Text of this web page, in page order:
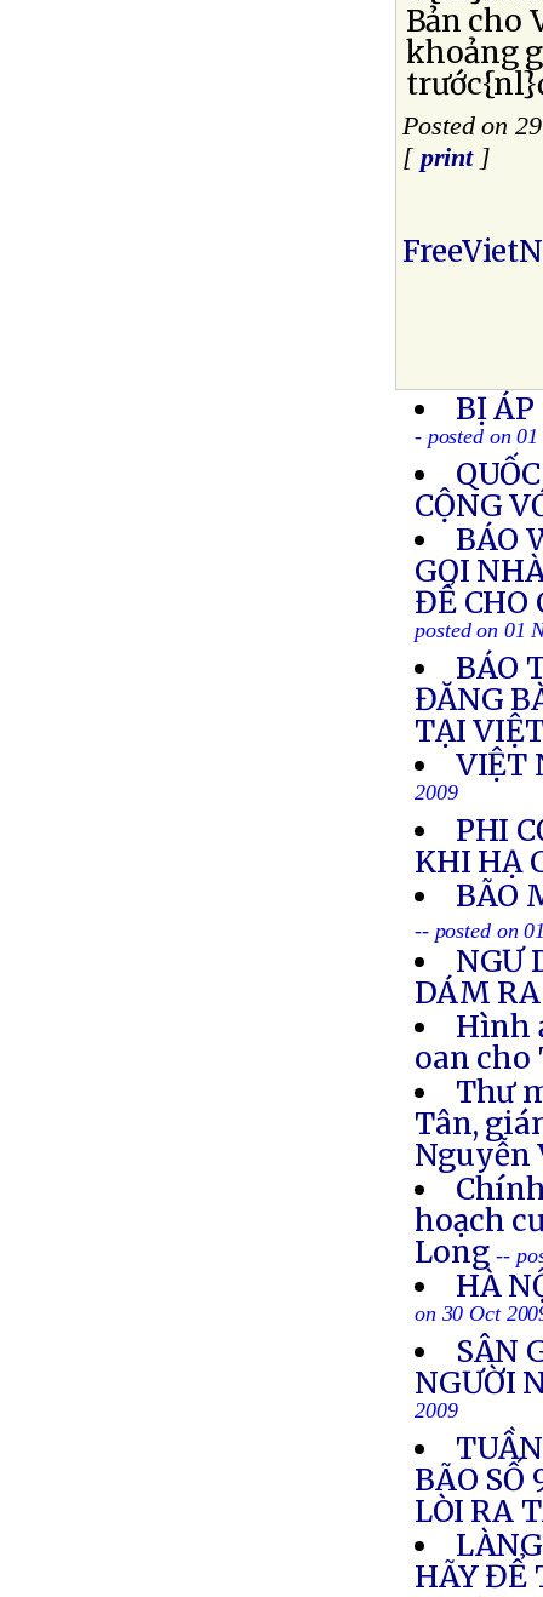
Bản cho
khoảng
Posted on
[ print]
BỊ
- posted on
CỘNG
BÁO
GỌI
ĐỂ CHO
posted on 01
BÁO
ĐĂNG
TẠI
VIỆT
2009
PHI
KHI HẠ
BÃO
-- posted on
NGƯ
DÁM
Hình
oan cho
Thư
Tân,
Nguyễn
hoạch
Long --
HÀ
on 30 Oct
SÂN
NGƯỜI
2009
BÃO SỐ
LÒI RA
HÃY ĐỂ